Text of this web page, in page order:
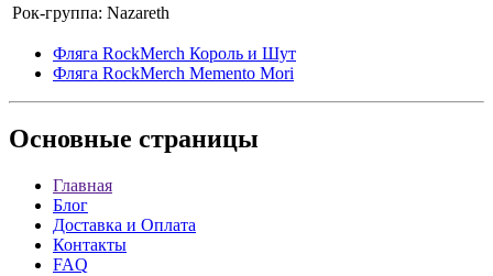
Рок-группа: Nazareth
Фляга RockMerch Король и Шут
Фляга RockMerch Memento Mori
Основные страницы
Главная
Блог
Доставка и Оплата
Контакты
FAQ